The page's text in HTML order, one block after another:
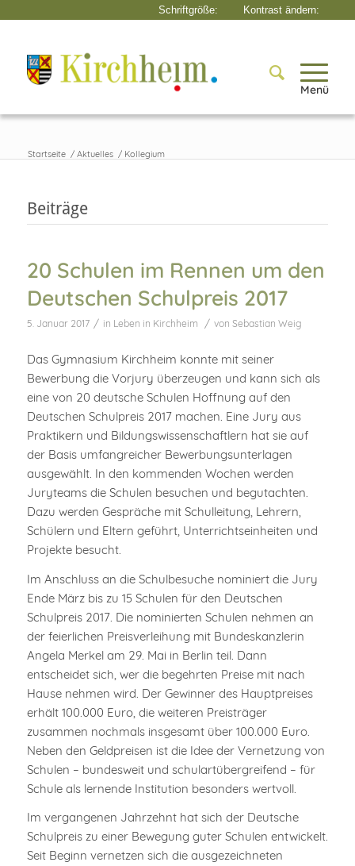
Menü
Startseite / Aktuelles / Kollegium
Beiträge
20 Schulen im Rennen um den
Deutschen Schulpreis 2017
5. Januar 2017 / in Leben in Kirchheim / von Sebastian Weig
Das Gymnasium Kirchheim konnte mit seiner
Bewerbung die Vorjury überzeugen und kann sich als
eine von 20 deutsche Schulen Hoffnung auf den
Deutschen Schulpreis 2017 machen. Eine Jury aus
Praktikern und Bildungswissenschaftlern hat sie auf
der Basis umfangreicher Bewerbungsunterlagen
ausgewählt. In den kommenden Wochen werden
Juryteams die Schulen besuchen und begutachten.
Dazu werden Gespräche mit Schulleitung, Lehrern,
Schülern und Eltern geführt, Unterrichtseinheiten und
Projekte besucht.
Im Anschluss an die Schulbesuche nominiert die Jury
Ende März bis zu 15 Schulen für den Deutschen
Schulpreis 2017. Die nominierten Schulen nehmen an
der feierlichen Preisverleihung mit Bundeskanzlerin
Angela Merkel am 29. Mai in Berlin teil. Dann
entscheidet sich, wer die begehrten Preise mit nach
Hause nehmen wird. Der Gewinner des Hauptpreises
erhält 100.000 Euro, die weiteren Preisträger
zusammen nochmals insgesamt über 100.000 Euro.
Neben den Geldpreisen ist die Idee der Vernetzung von
Schulen – bundesweit und schulartübergreifend – für
Schule als lernende Institution besonders wertvoll.
Im vergangenen Jahrzehnt hat sich der Deutsche
Schulpreis zu einer Bewegung guter Schulen entwickelt.
Seit Beginn vernetzen sich die ausgezeichneten